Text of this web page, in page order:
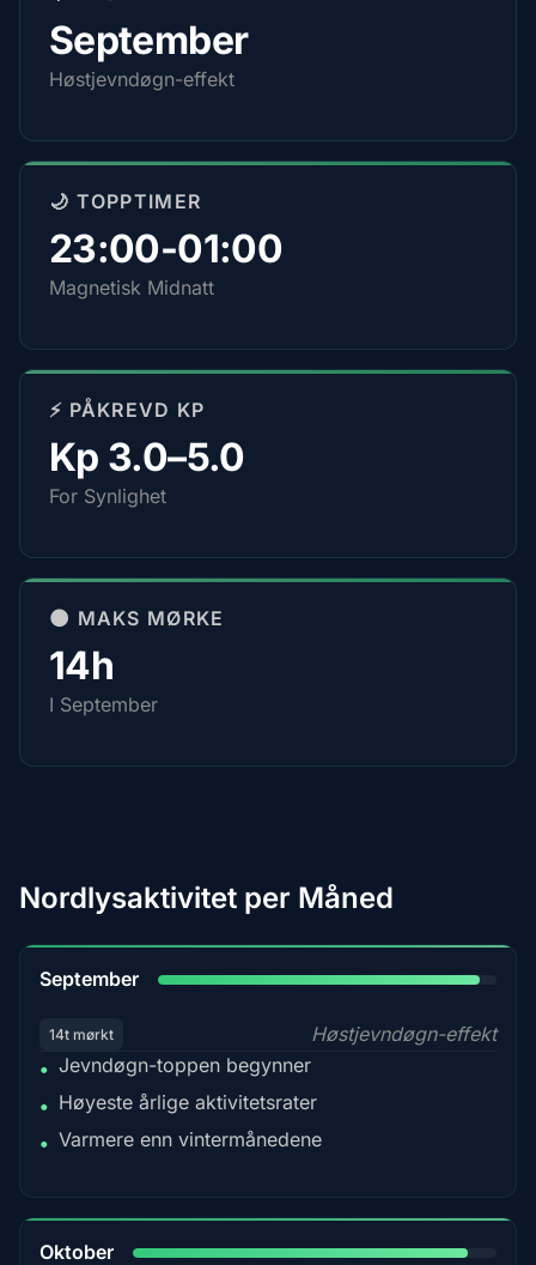
September
Høstjevndøgn-effekt
🌙 TOPPTIMER
23:00-01:00
Magnetisk Midnatt
⚡ PÅKREVD KP
Kp 3.0–5.0
For Synlighet
🌑 MAKS MØRKE
14h
I September
Nordlysaktivitet per Måned
September
14t mørkt
Høstjevndøgn-effekt
• Jevndøgn-toppen begynner
• Høyeste årlige aktivitetsrater
• Varmere enn vintermånedene
Oktober